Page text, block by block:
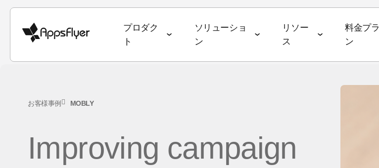
プロダク
ト
Webアトリビューション
CTVアトリビューション
QR to App
データコラボレーションスイー
オーディエンスアクティ
ベーション
ソリューショ
ン
銀行・金融サービス
eコマース
継続率 & LTV
オムニチャネル・メディアバイイング
リソー
ス
オムニチャネルマーケティング
ディープリンク
State of Gaming
State of eCommerce
料金プラ
ン
お客様事例 MOBLY
Improving campaign